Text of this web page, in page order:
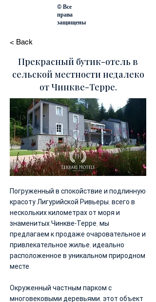
© Все
права
защищены
< Back
Прекрасный бутик-отель в
сельской местности недалеко
от Чинкве-Терре.
Погруженный в спокойствие и подлинную
красоту Лигурийской Ривьеры, всего в
нескольких километрах от моря и
знаменитых Чинкве-Терре, мы
предлагаем к продаже очаровательное и
привлекательное жилье, идеально
расположенное в уникальном природном
месте.
Окруженный частным парком с
многовековыми деревьями, этот объект